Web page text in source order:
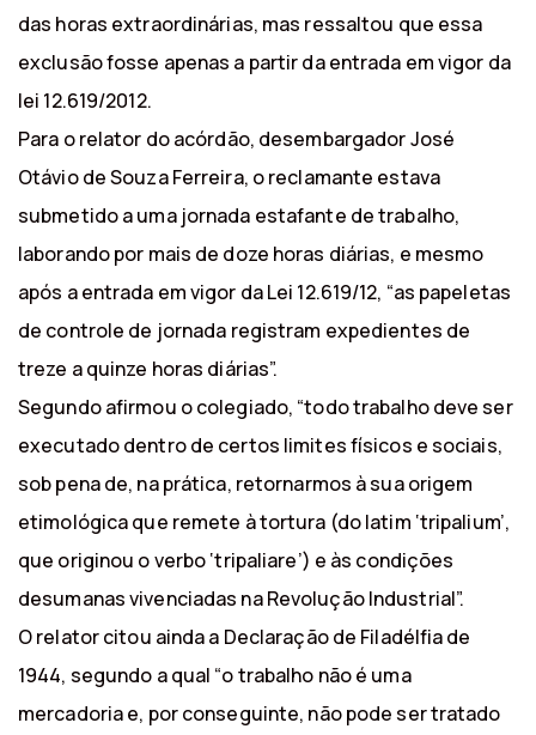
das horas extraordinárias, mas ressaltou que essa
exclusão fosse apenas a partir da entrada em vigor da
lei 12.619/2012.
Para o relator do acórdão, desembargador José
Otávio de Souza Ferreira, o reclamante estava
submetido a uma jornada estafante de trabalho,
laborando por mais de doze horas diárias, e mesmo
após a entrada em vigor da Lei 12.619/12, “as papeletas
de controle de jornada registram expedientes de
treze a quinze horas diárias”.
Segundo afirmou o colegiado, “todo trabalho deve ser
executado dentro de certos limites físicos e sociais,
sob pena de, na prática, retornarmos à sua origem
etimológica que remete à tortura (do latim ‘tripalium’,
que originou o verbo ‘tripaliare’) e às condições
desumanas vivenciadas na Revolução Industrial”.
O relator citou ainda a Declaração de Filadélfia de
1944, segundo a qual “o trabalho não é uma
mercadoria e, por conseguinte, não pode ser tratado